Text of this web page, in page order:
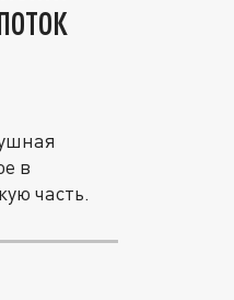
в
часть.